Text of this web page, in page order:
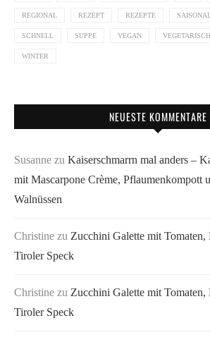
REGIONAL REZEPT REZEPTE
SCHNELL SUPPE VEGAN VEGETARISCH
WINTER
NEUESTE KOMMENTARE
Susanne zu Kaiserschmarrn mal anders –
mit Mascarpone Crème, Pflaumenkompott
Walnüssen
Christine zu Zucchini Galette mit Tomaten,
Tiroler Speck
Christine zu Zucchini Galette mit Tomaten,
Tiroler Speck